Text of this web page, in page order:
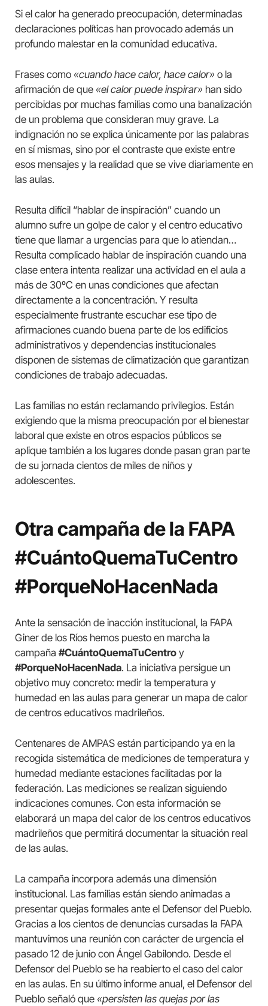
Si el calor ha generado preocupación, determinadas
declaraciones políticas han provocado además un
profundo malestar en la comunidad educativa.
Frases como «cuando hace calor, hace calor» o la
afirmación de que «el calor puede inspirar» han sido
percibidas por muchas familias como una banalización
de un problema que consideran muy grave. La
indignación no se explica únicamente por las palabras
en sí mismas, sino por el contraste que existe entre
esos mensajes y la realidad que se vive diariamente en
las aulas.
Resulta difícil “hablar de inspiración” cuando un
alumno sufre un golpe de calor y el centro educativo
tiene que llamar a urgencias para que lo atiendan…
Resulta complicado hablar de inspiración cuando una
clase entera intenta realizar una actividad en el aula a
más de 30ºC en unas condiciones que afectan
directamente a la concentración. Y resulta
especialmente frustrante escuchar ese tipo de
afirmaciones cuando buena parte de los edificios
administrativos y dependencias institucionales
disponen de sistemas de climatización que garantizan
condiciones de trabajo adecuadas.
Las familias no están reclamando privilegios. Están
exigiendo que la misma preocupación por el bienestar
laboral que existe en otros espacios públicos se
aplique también a los lugares donde pasan gran parte
de su jornada cientos de miles de niños y
adolescentes.
Otra campaña de la FAPA
#CuántoQuemaTuCentro
#PorqueNoHacenNada
Ante la sensación de inacción institucional, la FAPA
Giner de los Ríos hemos puesto en marcha la
campaña #CuántoQuemaTuCentro y
#PorqueNoHacenNada. La iniciativa persigue un
objetivo muy concreto: medir la temperatura y
humedad en las aulas para generar un mapa de calor
de centros educativos madrileños.
Centenares de AMPAS están participando ya en la
recogida sistemática de mediciones de temperatura y
humedad mediante estaciones facilitadas por la
federación. Las mediciones se realizan siguiendo
indicaciones comunes. Con esta información se
elaborará un mapa del calor de los centros educativos
madrileños que permitirá documentar la situación real
de las aulas.
La campaña incorpora además una dimensión
institucional. Las familias están siendo animadas a
presentar quejas formales ante el Defensor del Pueblo.
Gracias a los cientos de denuncias cursadas la FAPA
mantuvimos una reunión con carácter de urgencia el
pasado 12 de junio con Ángel Gabilondo. Desde el
Defensor del Pueblo se ha reabierto el caso del calor
en las aulas. En su último informe anual, el Defensor del
Pueblo señaló que «persisten las quejas por las